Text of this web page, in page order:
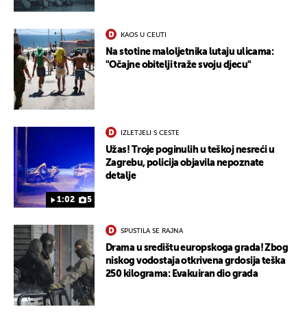
KAOS U CEUTI
Na stotine maloljetnika lutaju ulicama:
"Očajne obitelji traže svoju djecu"
1:02 5
IZLETJELI S CESTE
Užas! Troje poginulih u teškoj nesreći u
Zagrebu, policija objavila nepoznate
detalje
SPUSTILA SE RAJNA
Drama u središtu europskoga grada! Zbog
niskog vodostaja otkrivena grdosija teška
250 kilograma: Evakuiran dio grada
UKLJUČITE NOTIFIKACIJE